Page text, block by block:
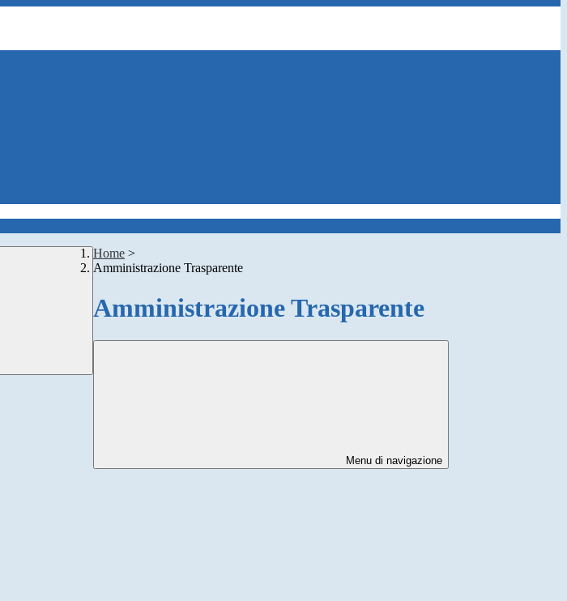
Home >
Amministrazione Trasparente
Amministrazione Trasparente
Menu di navigazione